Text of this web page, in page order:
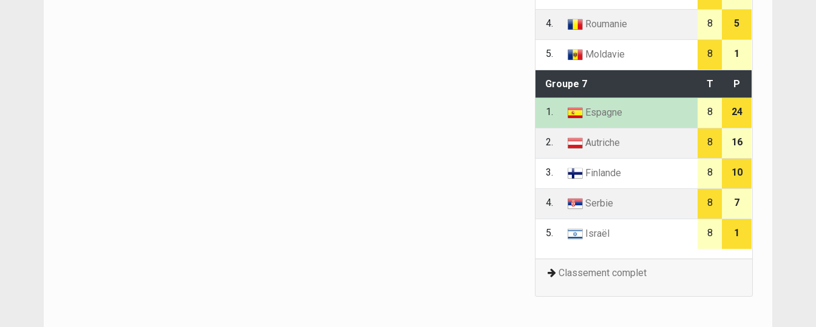
4. Roumanie 8 5
5. Moldavie 8 1
Groupe 7 T P
1. Espagne 8 24
2. Autriche 8 16
3. Finlande 8 10
4. Serbie 8 7
5. Israël 8 1
Classement complet